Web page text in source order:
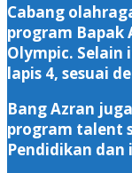
‎Cabang
program Bapak
Olympic. Selain
lapis 4, sesuai
‎Bang Azran
program talent
Pendidikan